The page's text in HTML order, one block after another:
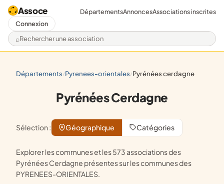
Assoce
Rechercher une association
DépartementsAnnoncesAssociations inscrites
Connexion
départements/ pyrenees-orientales/ pyrénées cerdagne
Pyrénées Cerdagne
Sélection : Géographique Catégories
Explorer les communes et les 573 associations des
Pyrénées Cerdagne présentes sur les communes des
PYRENEES-ORIENTALES.